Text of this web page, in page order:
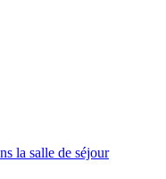
la salle de séjour